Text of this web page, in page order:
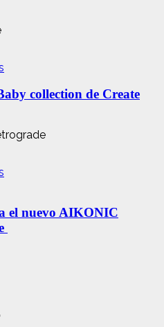
collection de Create
el nuevo AIKONIC